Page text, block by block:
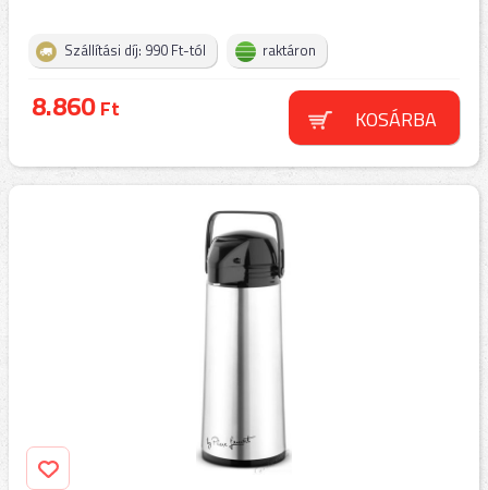
Szállítási díj: 990 Ft-tól raktáron
8.860Ft KOSÁRBA